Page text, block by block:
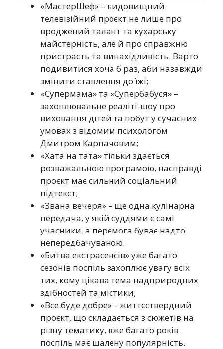
«МастерШеф» – видовищний
телевізійний проєкт не лише про
вроджений талант та кухарську
майстерність, але й про справжню
пристрасть та винахідливість. Варто
подивитися хоча б раз, аби назавжди
змінити ставлення до їжі;
«Супермама» та «Супербабуся» –
захоплювальне реаліті-шоу про
виховання дітей та побут у сучасних
умовах з відомим психологом
Дмитром Карпачовим;
«Хата на тата» тільки здається
розважальною програмою, насправді
проєкт має сильний соціальний
підтекст;
«Звана вечеря» – ще одна кулінарна
передача, у якій суддями є самі
учасники, а перемога буває надто
непередбачуваною.
«Битва екстрасенсів» уже багато
сезонів поспіль захоплює увагу всіх
тих, кому цікава тема надприродних
здібностей та містики;
«Все буде добре» – життєствердний
проєкт, що складається з сюжетів на
різну тематику, вже багато років
поспіль має шалену популярність.